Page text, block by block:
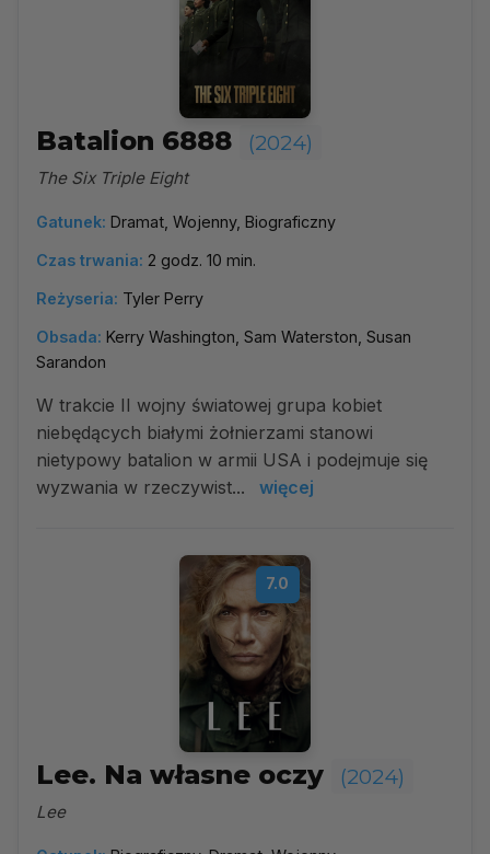
Batalion 6888 (2024)
The Six Triple Eight
Gatunek: Dramat, Wojenny, Biograficzny
Czas trwania: 2 godz. 10 min.
Reżyseria: Tyler Perry
Obsada: Kerry Washington, Sam Waterston, Susan
Sarandon
W trakcie II wojny światowej grupa kobiet
niebędących białymi żołnierzami stanowi
nietypowy batalion w armii USA i podejmuje się
wyzwania w rzeczywist...
więcej
7.0
Lee. Na własne oczy (2024)
Lee